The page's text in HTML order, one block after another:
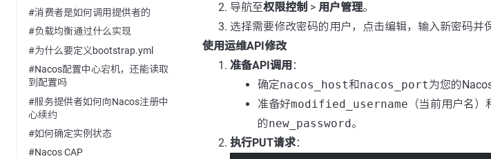
#消费者是如何调用提供者的
#负载均衡通过什么实现
#为什么要定义bootstrap.yml
#Nacos配置中心宕机，还能读取
到配置吗
#服务提供者如何向Nacos注册中
心续约
#如何确定实例状态
#Nacos CAP
导航至权限控制 > 用户管理。
选择需要修改密码的用户，点击编辑，输入新密码并
使用运维API修改
准备API调用 ：
确定nacos_host和nacos_port为您的
准备好modified_username （当前用户名
的new_password。
执行PUT请求：